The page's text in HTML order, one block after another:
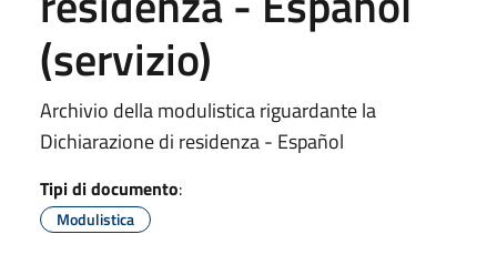
(servizio)
Archivio della modulistica riguardante la
Dichiarazione di residenza - Español
Tipi di documento:
Modulistica